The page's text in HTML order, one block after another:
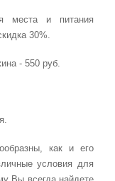
места и питания
30%.
- 550 руб.
как и его
условия для